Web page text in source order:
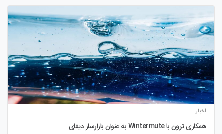
اخبار
همکاری ترون با Wintermute به عنوان بازارساز دیفای